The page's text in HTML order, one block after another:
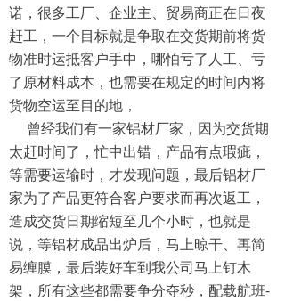
诺，很多工厂、企业主、贸易商正在日夜
赶工，一个目标就是争取在交货期前将货
物准时运抵客户手中，哪怕亏了人工、亏
了原材料成本，也需要在规定的时间内将
货物空运至目的地，
曾经我们有一家铝材厂家，因为交货期
太赶时间了，忙中出错，产品有点瑕疵，
等需要运输时，才发现问题，最后铝材厂
家为了产品更符合客户要求而再次返工，
造成交货日期缩短至几个小时，也就是
说，等铝材成品出炉后，马上晾干、再简
易缠膜，最后装好车到我公司马上钉木
架，所有这些都需要争分夺秒，配载航班-